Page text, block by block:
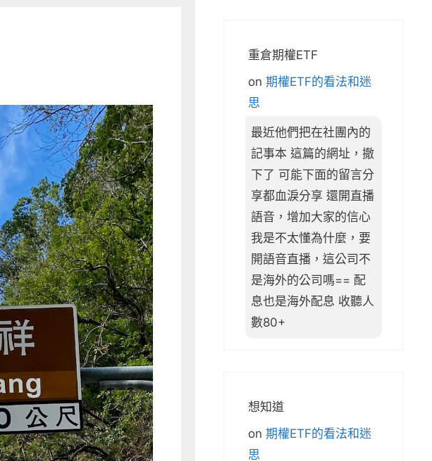
重倉期權ETF
on 期權ETF的看法和迷
思
最近他們把在社團內的
記事本 這篇的網址，撤
下了 可能下面的留言分
享都血淚分享 還開直播
語音，增加大家的信心
我是不太懂為什麼，要
開語音直播，這公司不
是海外的公司嗎== 配
息也是海外配息 收聽人
數80+
想知道
on 期權ETF的看法和迷
思